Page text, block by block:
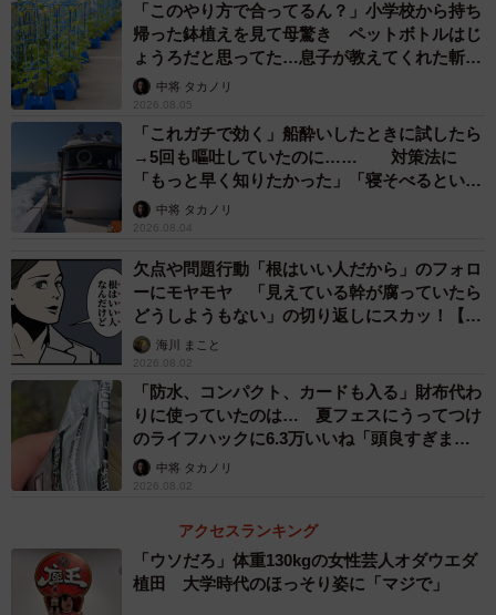
もやしを水洗いした後、密閉容器に入れ、もやし全体が空
気に触れないくらいの水を加えて冷蔵庫に保存します。保
存期間中に中の水を1日1回交換することで、1週間くらい保
存できるそうです。ただし、その分水溶性の栄養素は流出
してしまうこともあるので、できれば早めに食べ切るのが
おすすめ。
・東京ガス「ウチコト」公式X／もやしを野菜室に入れるの
はNG？
https://x.com/uchicoto_tg/status/1797961545194131875
・東京ガス「ウチコト」公式／野菜室に入れるのはNG！？
もやしの正しい保存方法とは？
https://uchi.tokyo-gas.co.jp/topics/3408
「このやり方で合ってるん？」小学校から持ち
帰った鉢植えを見て母驚き ペットボトルはじ
ょうろだと思ってた…息子が教えてくれた斬新
な水やりとは
中将 タカノリ
2026.08.05
「これガチで効く」船酔いしたときに試したら
→5回も嘔吐していたのに…… 対策法に
「もっと早く知りたかった」「寝そべるといい
らしい」
中将 タカノリ
2026.08.04
欠点や問題行動「根はいい人だから」のフォロ
ーにモヤモヤ 「見えている幹が腐っていたら
どうしようもない」の切り返しにスカッ！【漫
画】海川 まこと
2026.08.02
「防水、コンパクト、カードも入る」財布代わ
りに使っていたのは… 夏フェスにうってつけ
のライフハックに6.3万いいね「頭良すぎま
す」中将 タカノリ
2026.08.02
アクセスランキング
「ウソだろ」体重130kgの女性芸人オダウエダ
植田 大学時代のほっそり姿に「マジで」